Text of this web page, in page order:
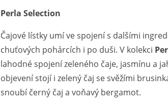
Perla Selection
Čajové lístky umí ve spojení s dalšími
chuťových pohárcích i po duši. V kolekci
lahodné spojení zeleného čaje, jasmínu a
objevení stojí i zelený čaj se svěžími
snoubí černý čaj a voňavý bergamot.